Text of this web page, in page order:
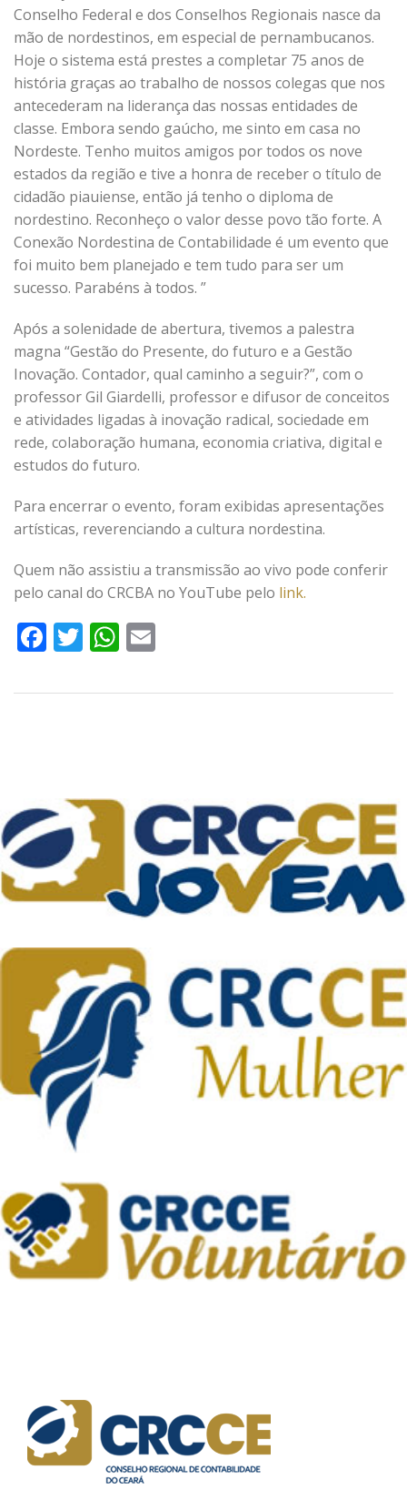
Conselho Federal e dos Conselhos Regionais nasce da
mão de nordestinos, em especial de pernambucanos.
Hoje o sistema está prestes a completar 75 anos de
história graças ao trabalho de nossos colegas que nos
antecederam na liderança das nossas entidades de
classe. Embora sendo gaúcho, me sinto em casa no
Nordeste. Tenho muitos amigos por todos os nove
estados da região e tive a honra de receber o título de
cidadão piauiense, então já tenho o diploma de
nordestino. Reconheço o valor desse povo tão forte. A
Conexão Nordestina de Contabilidade é um evento que
foi muito bem planejado e tem tudo para ser um
sucesso. Parabéns à todos. ”
Após a solenidade de abertura, tivemos a palestra
magna “Gestão do Presente, do futuro e a Gestão
Inovação. Contador, qual caminho a seguir?”, com o
professor Gil Giardelli, professor e difusor de conceitos
e atividades ligadas à inovação radical, sociedade em
rede, colaboração humana, economia criativa, digital e
estudos do futuro.
Para encerrar o evento, foram exibidas apresentações
artísticas, reverenciando a cultura nordestina.
Quem não assistiu a transmissão ao vivo pode conferir
pelo canal do CRCBA no YouTube pelo link.
Facebook
TwitterWhatsApp